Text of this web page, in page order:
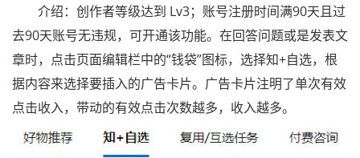
介绍：创作者等级达到 Lv3；账号注册时间满90天且过
去90天账号无违规，可开通该功能。在回答问题或是发表文
章时，点击页面编辑栏中的“钱袋”图标，选择知+自选，根
据内容来选择要插入的广告卡片。广告卡片注明了单次有效
点击收入，带动的有效点击次数越多，收入越多。